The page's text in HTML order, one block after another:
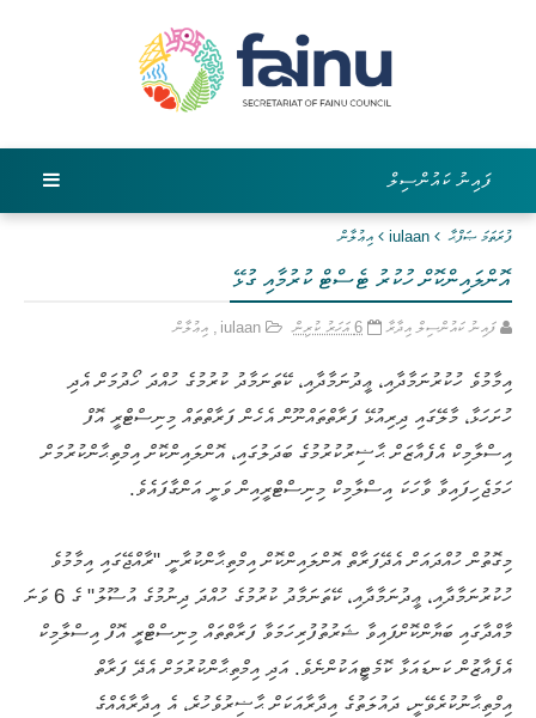
ފައިނު ކައުންސިލް
ފުރަތަމަ ޞަފްޙާ iulaan އިޢުލާން
އޮންލައިންކޮށް ހުކުރު ޓެސްޓް ކުރުމާއި ގުޅޭ
ފައިނު ކައުންސިލް އިދާރާ 6 އަހަރު ކުރިން iulaan
, އިޢުލާން
އިމާމުވެ ހުކުރުނަމާދާއި، ޢީދުނަމާދާއި، ކޭތަނަމާދު ކުރުމުގެ ހުއްދަ ހޯދުމަށް އެދި
ހުށަހަޅާ، މާލޭގައި ދިރިއުޅޭ ފަރާތްތައްނޫން އެހެން ފަރާތްތައް މިނިސްޓްރީ އޮފް
އިސްލާމިކް އެފެއާޒަށް ޙާޟިރުކުރުމުގެ ބަދަލުގައި، އޮންލައިންކޮށް އިމްތިޙާންކުރުމަށް
ހަމަޖެހިފައިވާ ވާހަކަ އިސްލާމިކް މިނިސްޓްރީއިން ވަނީ އަންގާފައެވެ.
މިގޮތުން ހުއްދައަށް އެދޭފަރާތް އޮންލައިންކޮށް އިމްތިޙާންކުރާނީ "ރާއްޖޭގައި އިމާމުވެ
ހުކުރުނަމާދާއި، ޢީދުނަމާދާއި، ކޭތަނަމާދު ކުރުމުގެ ހުއްދަ ދިނުމުގެ އުސޫލު" ގެ 6 ވަނަ
މާއްދާގައި ބަޔާންކޮށްފައިވާ ޝަރުތުފުރިހަމަވާ ފަރާތްތައް މިނިސްޓްރީ އޮފް އިސްލާމިކް
އެފެއާޒުން ކަނޑައަޅާ ކޮމެޓީއަކުންނެވެ. އަދި އިމްތިޙާންކުރުމަށް އެދޭ ފަރާތް
އިމްތިޙާނުކުރެވޭނީ، ދައުލަތުގެ އިދާރާއަކަށް ޙާޟިރުވެހުރެ، އެ އިދާރާއެއްގެ